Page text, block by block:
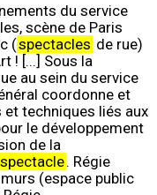
du service
scène de Paris
(spectacles de rue)
! [...] Sous la
au sein du service
coordonne et
techniques liés aux
le développement
de la
spectacle. Régie
(espace public